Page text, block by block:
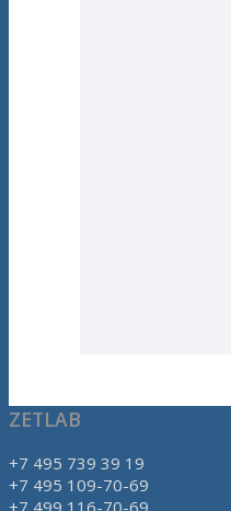
ZETLAB
+7 495 739 39 19
+7 495 109-70-69
+7 499 116-70-69